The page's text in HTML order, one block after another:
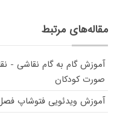
مقاله‌های مرتبط
آموزش گام به گام نقاشی -
صورت کودکان
آموزش ویدئویی فتوشاپ